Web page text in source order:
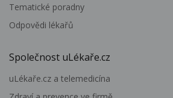
Tematické poradny
Odpovědi lékařů
Společnost uLékaře.cz
uLékaře.cz a telemedicína